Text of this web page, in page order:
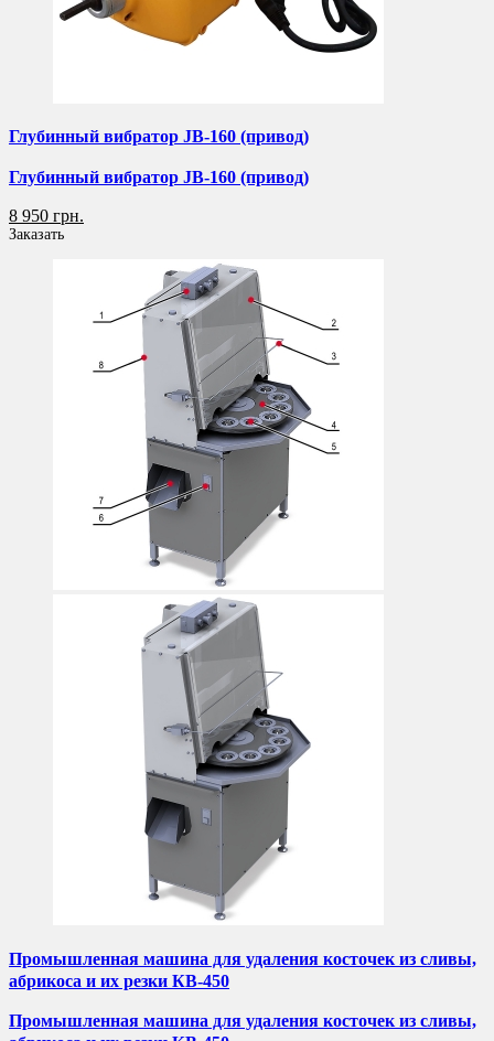
Глубинный вибратор JB-160 (привод)
Глубинный вибратор JB-160 (привод)
8 950 грн.
Заказать
Промышленная машина для удаления косточек из сливы,
абрикоса и их резки КВ-450
Промышленная машина для удаления косточек из сливы,